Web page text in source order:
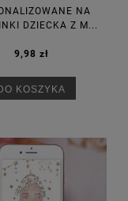
NA
DZIECKA Z M...
9,98 zł
KOSZYKA